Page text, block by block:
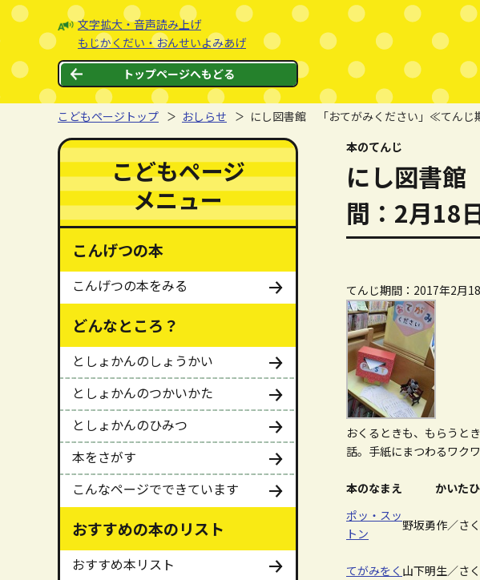
ページの先頭です。
本文へジャンプする。
文字拡大・音声読み上げ
もじかくだい・おんせいよみあげ
トップページへもどる
こどもページトップ おしらせ
にし図書館 「おてがみください」≪てんじ
ここから本文です。ここからメインメニューです。
メインメニューをスキップする
こどもページ
メニュー
こんげつの本
こんげつの本をみる
どんなところ？
としょかんのしょうかい
としょかんのつかいかた
としょかんのひみつ
本をさがす
こんなページでできています
おすすめの本のリスト
おすすめ本リスト
本のてんじ
にし図書
間：2月18
てんじ期間：2017年2月
おくるときも、もらうと
話。手紙にまつわるワク
本のなまえ
かいた
ポッ・スッ
トン
野坂勇作／さく
てがみをく 山下明生／さ